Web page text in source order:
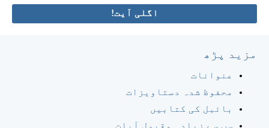
اگلی آیت!
مزید پڑھ
عنوانات
محفوظ شدہ دستاویزات
بائبل کی کتابیں